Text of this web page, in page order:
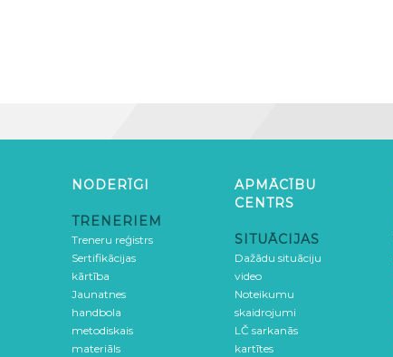
NODERĪGI
TRENERIEM
Treneru reģistrs
Sertifikācijas
kārtība
Jaunatnes
handbola
metodiskais
materiāls
APMĀCĪBU
CENTRS
SITUĀCIJAS
Dažādu situāciju
video
Noteikumu
skaidrojumi
LČ sarkanās
kartītes